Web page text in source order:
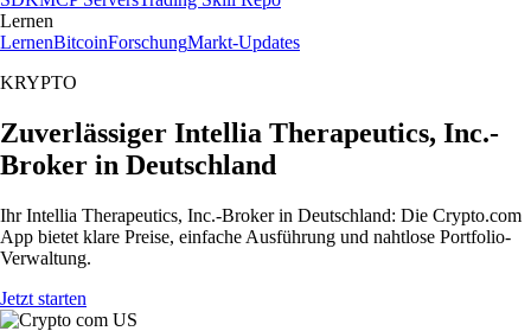
Lernen
LernenBitcoinForschungMarkt-Updates
KRYPTO
Zuverlässiger Intellia Therapeutics, Inc.-
Broker in Deutschland
Ihr Intellia Therapeutics, Inc.-Broker in Deutschland: Die Crypto.com
App bietet klare Preise, einfache Ausführung und nahtlose Portfolio-
Verwaltung.
Jetzt starten